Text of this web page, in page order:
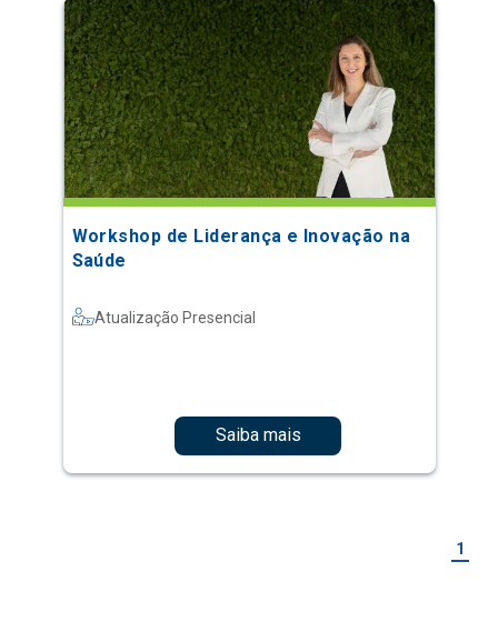
Workshop de Liderança e Inovação na
Saúde
Atualização Presencial
Saiba mais
1